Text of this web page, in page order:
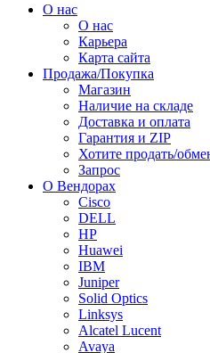
О нас
О нас
Карьера
Карта сайта
Продажа/Покупка
Магазин
Наличие на складе
Доставка и оплата
Гарантия и ZIP
Хотите продать/
Запрос
О Вендорах
Cisco
DELL
HP
Huawei
IBM
Juniper
Solid Optics
Linksys
Alcatel Lucent
Avaya